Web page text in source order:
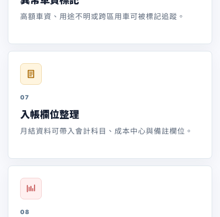
高額車資、用途不明或跨區用車可被標記追蹤。
07
入帳欄位整理
月結資料可帶入會計科目、成本中心與備註欄位。
08